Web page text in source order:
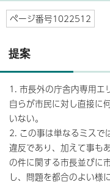
ページ番号1022512
提案
1. 市長外の庁舎内専用エ
自らが市民に対し直接に
いない。
2. この事は単なるミスで
違反であり、加えて事も
の件に関する市長並びに
し、問題を都合のよい様